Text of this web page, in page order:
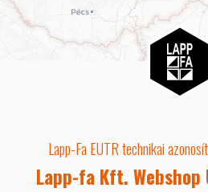
Lapp-Fa EUTR technikai
Lapp-fa Kft.